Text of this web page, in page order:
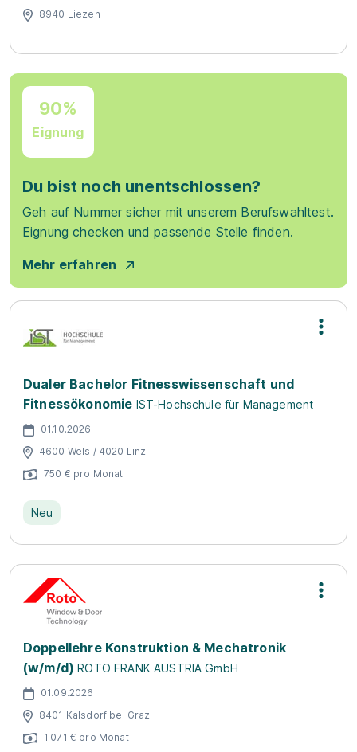
8940 Liezen
90%
Eignung
Du bist noch unentschlossen?
Geh auf Nummer sicher mit unserem Berufswahltest.
Eignung checken und passende Stelle finden.
Mehr erfahren
Dualer Bachelor Fitnesswissenschaft und
Fitnessökonomie IST-Hochschule für Management
01.10.2026
4600 Wels / 4020 Linz
750 € pro Monat
Neu
Doppellehre Konstruktion & Mechatronik
(w/m/d) ROTO FRANK AUSTRIA GmbH
01.09.2026
8401 Kalsdorf bei Graz
1.071 € pro Monat